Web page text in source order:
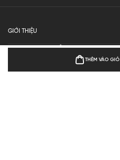
THÊM VÀO GIỎ
GIỚI THIỆU
QUY ĐỊNH HOẠT ĐỘNG